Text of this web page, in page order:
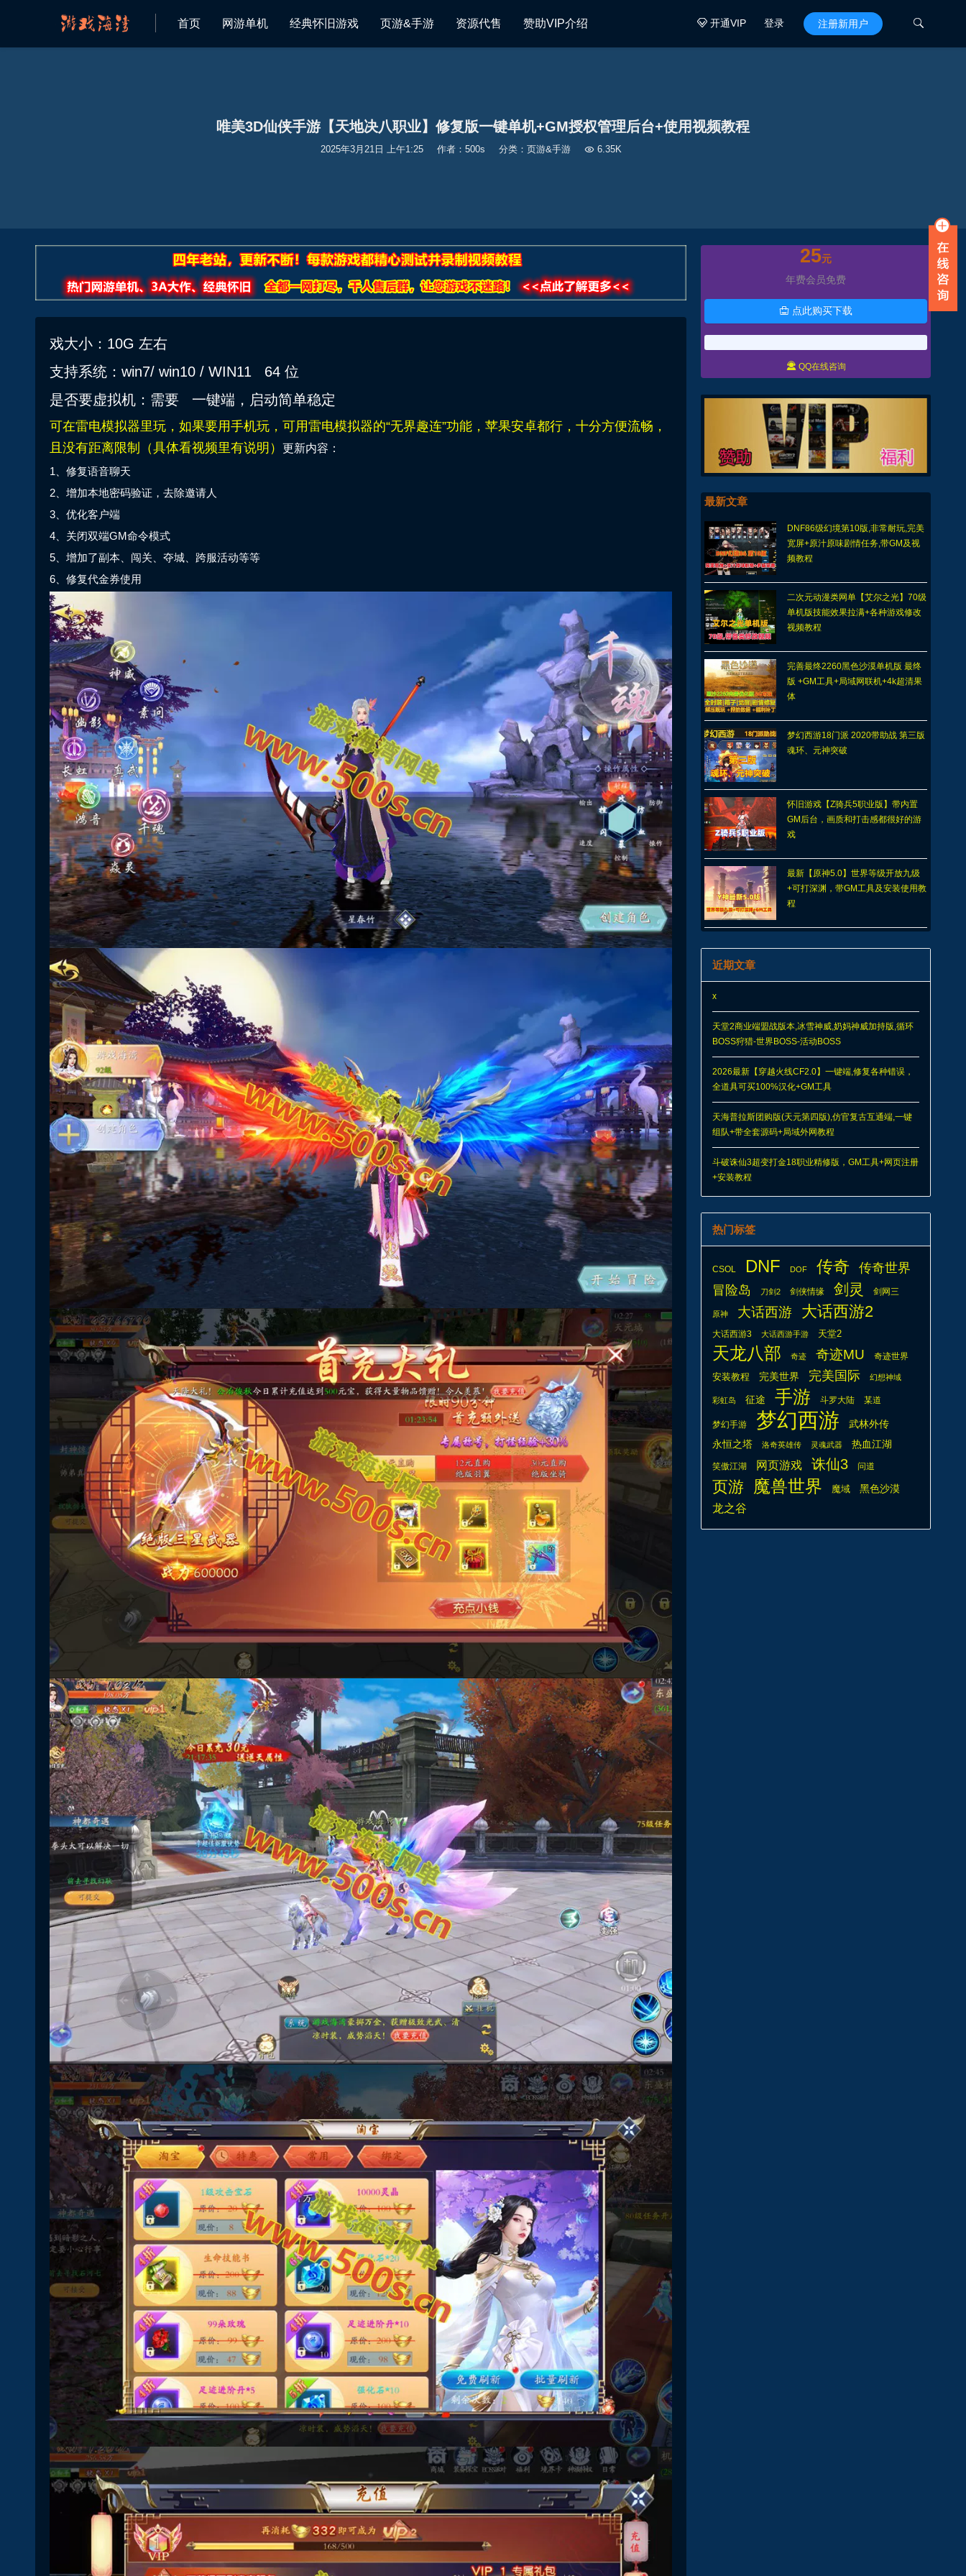
开通VIP 登录 注册新用户 
首页 网游单机 经典怀旧游戏 页游&手游 资源代售 赞助VIP介绍
唯美3D仙侠手游【天地决八职业】修复版一键单机+GM授权管理后台+使用视频教程
2025年3月21日 上午1:25 作者：500s 分类： 页游&手游 6.35K
戏大小：10G 左右
支持系统：win7/ win10 / WIN11 64 位
是否要虚拟机：需要 一键端，启动简单稳定
可在雷电模拟器里玩，如果要用手机玩，可用雷电模拟器的“无界趣连”功能，苹果安卓都行，十分方便流畅，
且没有距离限制（具体看视频里有说明）
更新内容：
1、修复语音聊天
2、增加本地密码验证，去除邀请人
3、优化客户端
4、关闭双端GM命令模式
5、增加了副本、闯关、夺城、跨服活动等等
6、修复代金券使用
25元
年费会员免费
 点此购买下载
 QQ在线咨询
最新文章
DNF86级幻境第10版,非常耐玩,完美
宽屏+原汁原味剧情任务,带GM及视
频教程
二次元动漫类网单【艾尔之光】70级
单机版技能效果拉满+各种游戏修改
视频教程
完善最终2260黑色沙漠单机版 最终
版 +GM工具+局域网联机+4k超清果
体
梦幻西游18门派 2020带助战 第三版
魂环、元神突破
怀旧游戏【Z骑兵5职业版】带内置
GM后台，画质和打击感都很好的游
戏
最新【原神5.0】世界等级开放九级
+可打深渊，带GM工具及安装使用教
程
近期文章
x
天堂2商业端盟战版本,冰雪神威,奶妈神威加持版,循环
BOSS狩猎-世界BOSS-活动BOSS
2026最新【穿越火线CF2.0】一键端,修复各种错误，
全道具可买100%汉化+GM工具
天海普拉斯团购版(天元第四版),仿官复古互通端,一键
组队+带全套源码+局域外网教程
斗破诛仙3超变打金18职业精修版，GM工具+网页注册
+安装教程
热门标签
CSOL DNF DOF 传奇 传奇世界
冒险岛 刀剑2 剑侠情缘 剑灵 剑网三
原神 大话西游 大话西游2
大话西游3 大话西游手游 天堂2
天龙八部 奇迹 奇迹MU 奇迹世界
安装教程 完美世界 完美国际 幻想神域
彩虹岛 征途 手游 斗罗大陆 某道
梦幻手游 梦幻西游
武林外传
永恒之塔
洛奇英雄传 灵魂武器 热血江湖
笑傲江湖 网页游戏 诛仙3 问道
页游 魔兽世界 魔域 黑色沙漠
龙之谷
欢迎来到 游戏海湾 资源网